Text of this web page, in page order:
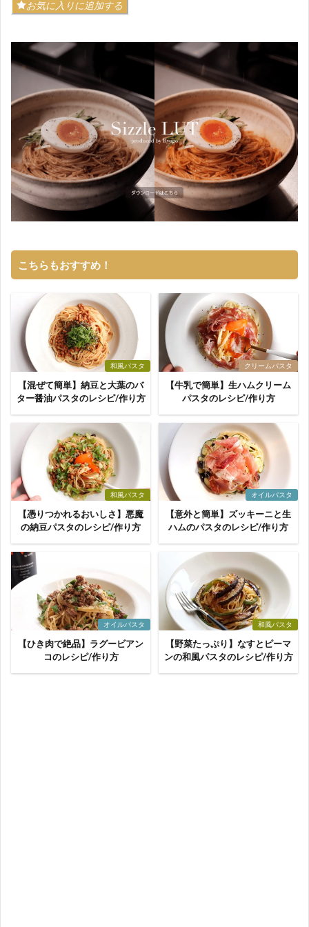
お気に入りに追加する
こちらもおすすめ！
和風パスタ
【混ぜて簡単】納豆と大葉のバ
ター醤油パスタのレシピ/作り方
クリームパスタ
【牛乳で簡単】生ハムクリーム
パスタのレシピ/作り方
和風パスタ
【憑りつかれるおいしさ】悪魔
の納豆パスタのレシピ/作り方
オイルパスタ
【意外と簡単】ズッキーニと生
ハムのパスタのレシピ/作り方
オイルパスタ
【ひき肉で絶品】ラグービアン
コのレシピ/作り方
和風パスタ
【野菜たっぷり】なすとピーマ
ンの和風パスタのレシピ/作り方